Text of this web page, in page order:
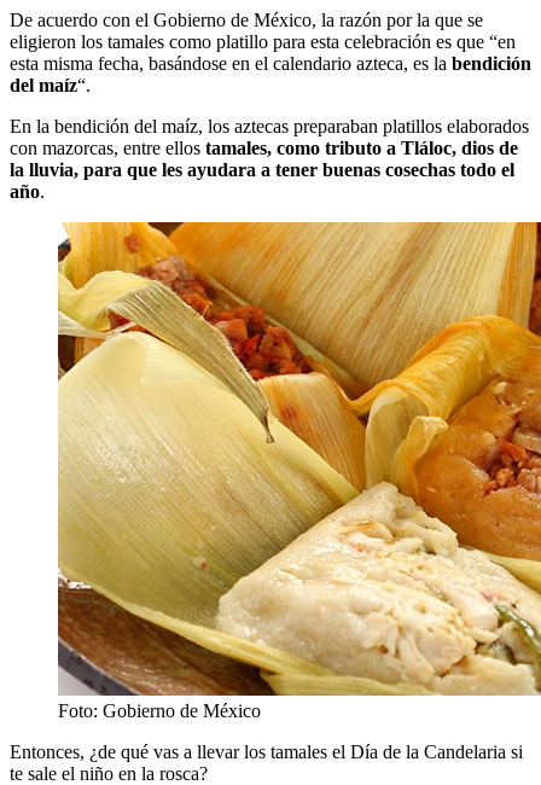
De acuerdo con el Gobierno de México, la razón por la que se
eligieron los tamales como platillo para esta celebración es que “en
esta misma fecha, basándose en el calendario azteca, es la bendición
del maíz“.
En la bendición del maíz, los aztecas preparaban platillos elaborados
con mazorcas, entre ellos tamales, como tributo a Tláloc, dios de
la lluvia, para que les ayudara a tener buenas cosechas todo el
año.
Foto: Gobierno de México
Entonces, ¿de qué vas a llevar los tamales el Día de la Candelaria si
te sale el niño en la rosca?